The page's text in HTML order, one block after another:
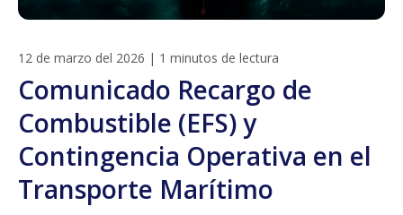
12 de marzo del 2026 | 1 minutos de lectura
Comunicado Recargo de
Combustible (EFS) y
Contingencia Operativa en el
Transporte Marítimo